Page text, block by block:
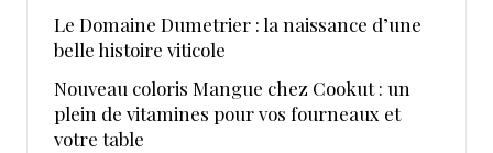
Le Domaine Dumetrier : la naissance d’une
belle histoire viticole
Nouveau coloris Mangue chez Cookut : un
plein de vitamines pour vos fourneaux et
votre table